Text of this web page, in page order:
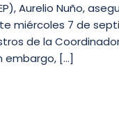
Aurelio Nuño,
miércoles 7 de
de la
embargo, […]